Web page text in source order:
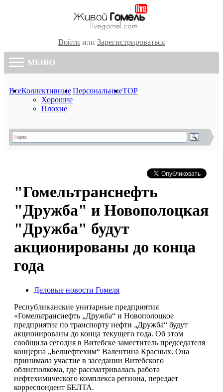
Войти или Зарегистрироваться
МЕНЮ
ВсеКоллективные
Хорошие
Плохие
ПерсональныеTOP
"Гомельтранснефть
"Дружба" и Новополоцкая
"Дружба" будут
акционированы до конца
года
Деловые новости Гомеля
Республиканские унитарные предприятия
«Гомельтранснефть „Дружба“ и Новополоцкое
предприятие по транспорту нефти „Дружба“ будут
акционированы до конца текущего года. Об этом
сообщила сегодня в Витебске заместитель председателя
концерна „Белнефтехим“ Валентина Красных. Она
принимала участие в заседании Витебского
облисполкома, где рассматривалась работа
нефтехимического комплекса региона, передает
корреспондент БЕЛТА.